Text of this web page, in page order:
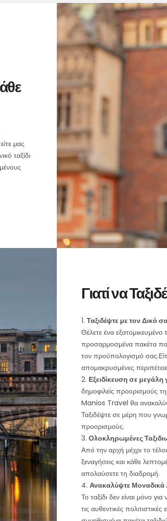
μας
ταξίδι
Γιατί να
Ταξιδέψτε με τον Δικό
Θέλετε ένα
προσαρμοσμένα πακέτα που
τον προϋπολογισμό
απομακρυσμένες
Εξειδίκευση σε
δημοφιλείς προορισμούς
Manios Travel θα
Ταξιδέψτε σε μέρη που
προορισμούς.
Ολοκληρωμένες
Από την αρχή μέχρι το
ξεναγήσεις και κάθε
απολαύσετε τη διαδρομή.
Ανακαλύψτε Μοναδικά
Το ταξίδι δεν είναι μόνο
τις αυθεντικές